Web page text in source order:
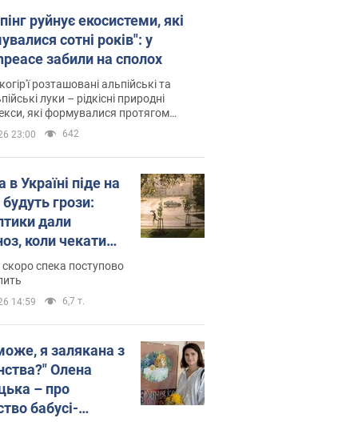
руйнує екосистеми, які
сотні років": у
забили на сполох
розташовані альпійські та
луки – рідкісні природні
які формувалися протягом
23:00 642
в Україні піде на
грози:
дали
коли чекати
погоди
скоро спека поступово
14:59 6,7 т.
я залякана з
Олена
– про
бабусі-